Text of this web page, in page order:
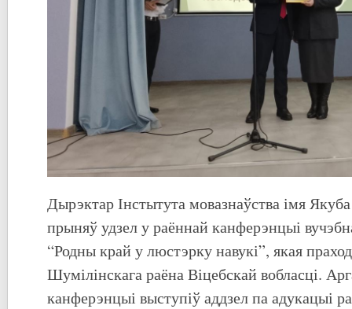
Дырэктар Інстытута мовазнаўства імя
прыняў удзел у раённай канферэнцыі
“Родны край у люстэрку навукі”, якая
Шумілінскага раёна Віцебскай вобласці.
канферэнцыі выступіў аддзел па адукацыі